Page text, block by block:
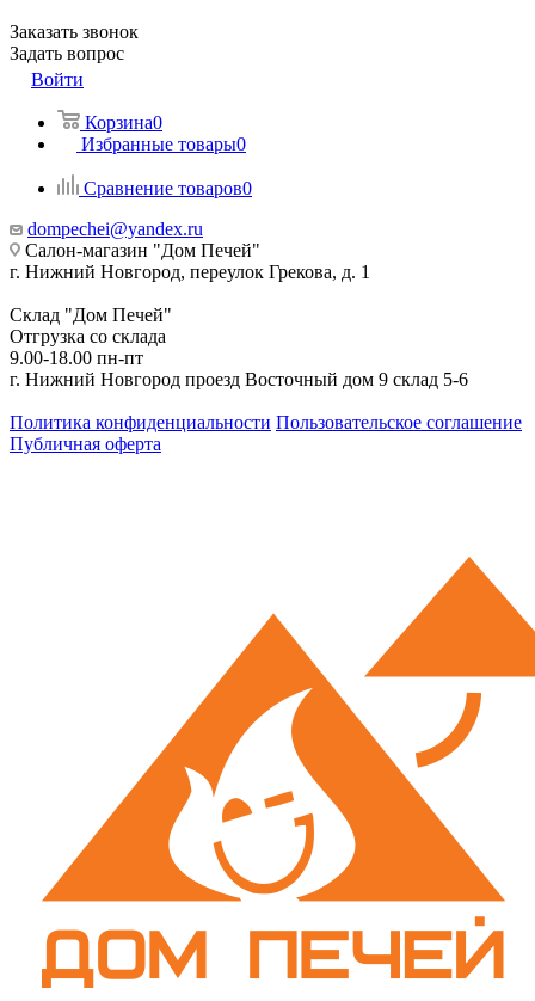
Заказать звонок
Задать вопрос
Войти
Корзина0
Избранные товары0
Сравнение товаров0
dompechei@yandex.ru
Салон-магазин "Дом Печей"
г. Нижний Новгород, переулок Грекова, д. 1
Склад "Дом Печей"
Отгрузка со склада
9.00-18.00 пн-пт
г. Нижний Новгород проезд Восточный дом 9 склад 5-6
Политика конфиденциальности Пользовательское соглашение
Публичная оферта